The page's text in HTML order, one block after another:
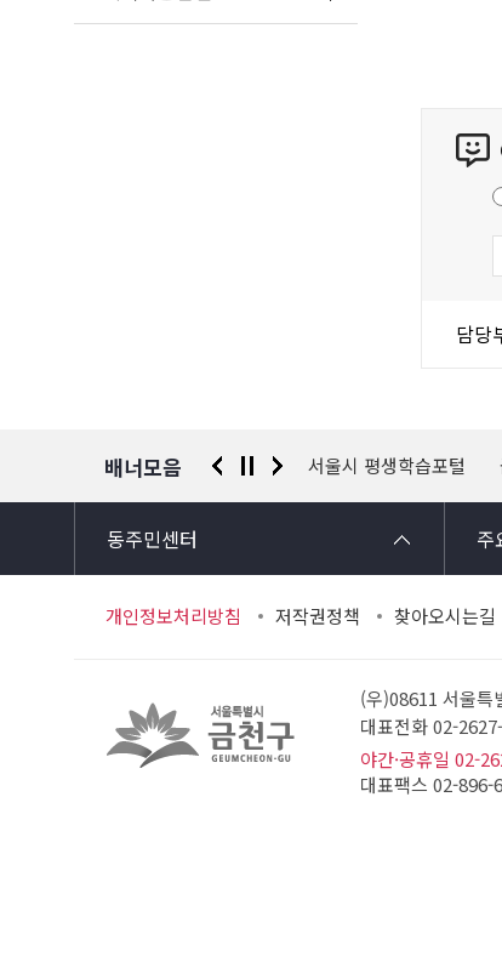
담당
배너모음
경찰청 유실물 통합포털 서울시 평생학습포털
동주민센터 주
개인정보처리방침 저작권정책 찾아오시는길
(우)08611 서울특
대표전화 02-
야간·공휴일 02-
대표팩스 02-896-